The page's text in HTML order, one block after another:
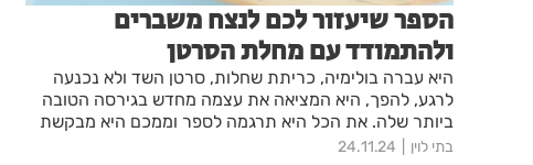
הספר שיעזור לכם לנצח משברים
ולהתמודד עם מחלת הסרטן
היא עברה בולימיה, כריתת שחלות, סרטן השד ולא נכנעה
לרגע, להפך, היא המציאה את עצמה מחדש בגירסה הטובה
ביותר שלה. את הכל היא תרגמה לספר וממכם היא מבקשת
להיות חלק ממנו
בתי לוין 24.11.24